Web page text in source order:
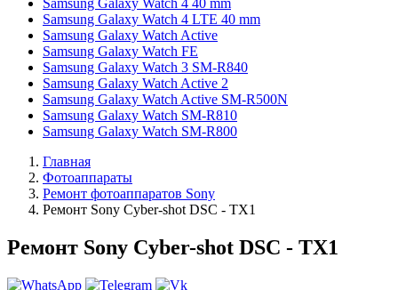
Samsung Galaxy Watch 4 40 mm
Samsung Galaxy Watch 4 LTE 40 mm
Samsung Galaxy Watch Active
Samsung Galaxy Watch FE
Samsung Galaxy Watch 3 SM-R840
Samsung Galaxy Watch Active 2
Samsung Galaxy Watch Active SM-R500N
Samsung Galaxy Watch SM-R810
Samsung Galaxy Watch SM-R800
Главная
Фотоаппараты
Ремонт фотоаппаратов Sony
Ремонт Sony Cyber-shot DSC - TX1
Ремонт Sony Cyber-shot DSC - TX1